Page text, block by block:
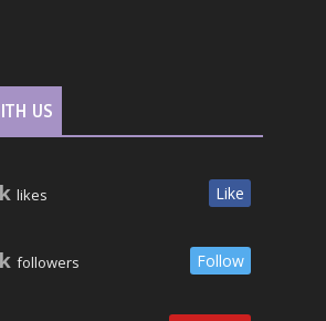
US
likes Like
followers Follow